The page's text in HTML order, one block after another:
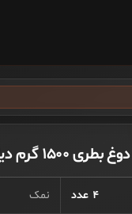
دوغ بطری ۱۵۰۰ گرم دیار
۴ عدد نمک